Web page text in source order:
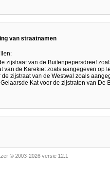
van straatnamen
zijstraat van de Buitenpepersdreef
van de Karekiet zoals aangegeven op
de zijstraat van de Westwal zoals
Kat voor de zijstraten van
© 2003-2026 versie 12.1